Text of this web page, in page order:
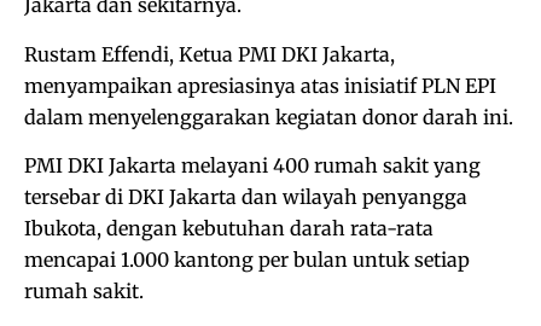
Jakarta dan sekitarnya.
Rustam Effendi, Ketua PMI DKI Jakarta,
menyampaikan apresiasinya atas inisiatif PLN EPI
dalam menyelenggarakan kegiatan donor darah ini.
PMI DKI Jakarta melayani 400 rumah sakit yang
tersebar di DKI Jakarta dan wilayah penyangga
Ibukota, dengan kebutuhan darah rata-rata
mencapai 1.000 kantong per bulan untuk setiap
rumah sakit.